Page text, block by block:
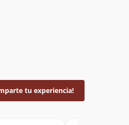
tu experiencia!